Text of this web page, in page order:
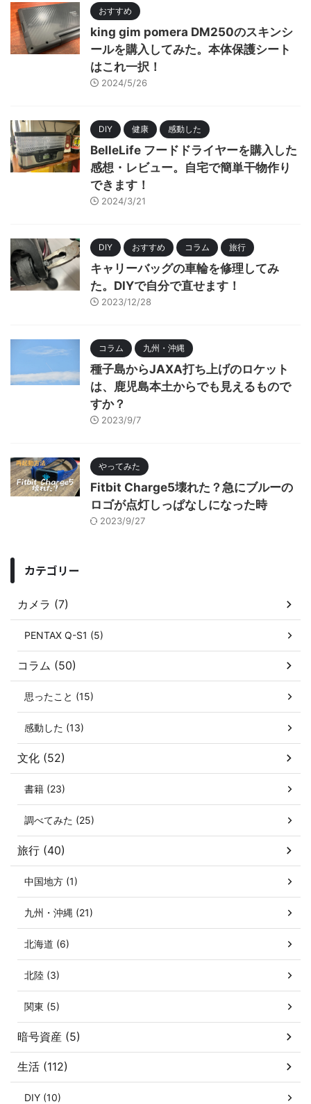
おすすめ
king gim pomera DM250のスキンシ
ールを購入してみた。本体保護シート
はこれ一択！
2024/5/26
DIY 健康 感動した
BelleLife フードドライヤーを購入した
感想・レビュー。自宅で簡単干物作り
できます！
2024/3/21
DIY おすすめ コラム 旅行
キャリーバッグの車輪を修理してみ
た。DIYで自分で直せます！
2023/12/28
コラム 九州・沖縄
種子島からJAXA打ち上げのロケット
は、鹿児島本土からでも見えるもので
すか？
2023/9/7
やってみた
Fitbit Charge5壊れた？急にブルーの
ロゴが点灯しっぱなしになった時
2023/9/27
カテゴリー
カメラ (7)
PENTAX Q-S1 (5)
コラム (50)
思ったこと (15)
感動した (13)
文化 (52)
書籍 (23)
調べてみた (25)
旅行 (40)
中国地方 (1)
九州・沖縄 (21)
北海道 (6)
北陸 (3)
関東 (5)
暗号資産 (5)
生活 (112)
DIY (10)